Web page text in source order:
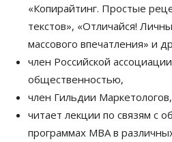
«Копирайтинг. Простые
текстов», «Отличайся!
массового впечатления» и
член Российской
общественностью,
член Гильдии Маркетологов,
читает лекции по связям с
программах МВА в